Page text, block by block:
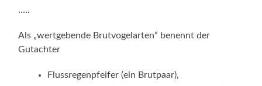
…..
Als „wertgebende Brutvogelarten“ benennt der
Gutachter
Flussregenpfeifer (ein Brutpaar),